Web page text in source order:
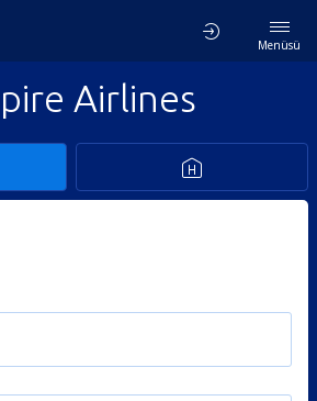
Menüsü
Airlines